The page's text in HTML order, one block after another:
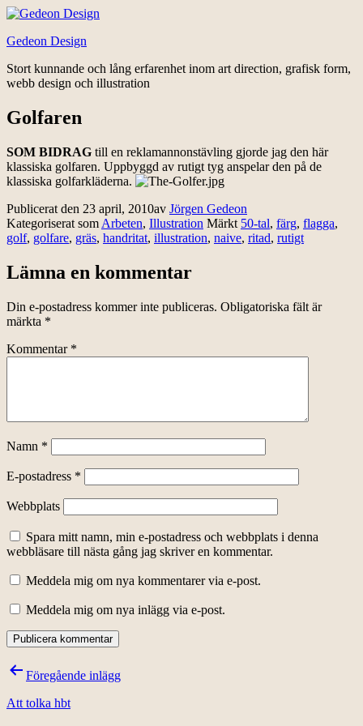
Hoppa
innehåll
Gedeon Design
Stort kunnande och lång erfarenhet inom art direction, grafisk form,
webb design och illustration
Golfaren
SOM BIDRAG till en reklamannonstävling gjorde jag den här
klassiska golfaren. Uppbyggd av rutigt tyg anspelar den på de
klassiska golfarkläderna.
Publicerat den 23 april, 2010av Jörgen Gedeon
Kategoriserat som Arbeten, Illustration Märkt 50-tal, färg, flagga,
golf, golfare, gräs, handritat, illustration, naive, ritad, rutigt
Lämna en kommentar
Din e-postadress kommer inte publiceras. Obligatoriska fält är
märkta *
Kommentar *
Namn *
E-postadress *
Webbplats
Spara mitt namn, min e-postadress och webbplats i denna
webbläsare till nästa gång jag skriver en kommentar.
Meddela mig om nya kommentarer via e-post.
Meddela mig om nya inlägg via e-post.
Inläggsnavigering
Föregående inlägg
Att tolka hbt